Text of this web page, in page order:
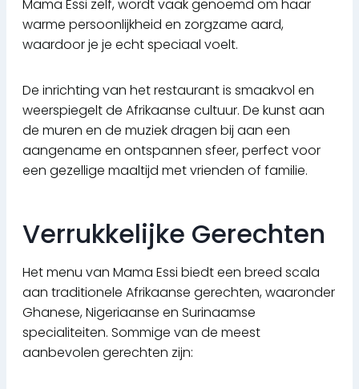
Mama Essi zelf, wordt vaak genoemd om haar
warme persoonlijkheid en zorgzame aard,
waardoor je je echt speciaal voelt.
De inrichting van het restaurant is smaakvol en
weerspiegelt de Afrikaanse cultuur. De kunst aan
de muren en de muziek dragen bij aan een
aangename en ontspannen sfeer, perfect voor
een gezellige maaltijd met vrienden of familie.
Verrukkelijke Gerechten
Het menu van Mama Essi biedt een breed scala
aan traditionele Afrikaanse gerechten, waaronder
Ghanese, Nigeriaanse en Surinaamse
specialiteiten. Sommige van de meest
aanbevolen gerechten zijn: